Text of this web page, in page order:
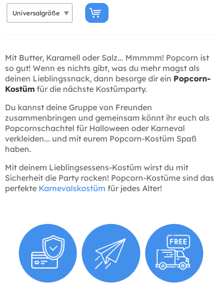
Mit Butter, Karamell oder Salz... Mmmmm! Popcorn ist
so gut! Wenn es nichts gibt, was du mehr magst als
deinen Lieblingssnack, dann besorge dir ein Popcorn-
Kostüm für die nächste Kostümparty.
Du kannst deine Gruppe von Freunden
zusammenbringen und gemeinsam könnt ihr euch als
Popcornschachtel für Halloween oder Karneval
verkleiden... und mit eurem Popcorn-Kostüm Spaß
haben.
Mit deinem Lieblingsessens-Kostüm wirst du mit
Sicherheit die Party rocken! Popcorn-Kostüme sind das
perfekte Karnevalskostüm für jedes Alter!